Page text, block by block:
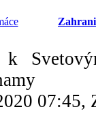
07:45,